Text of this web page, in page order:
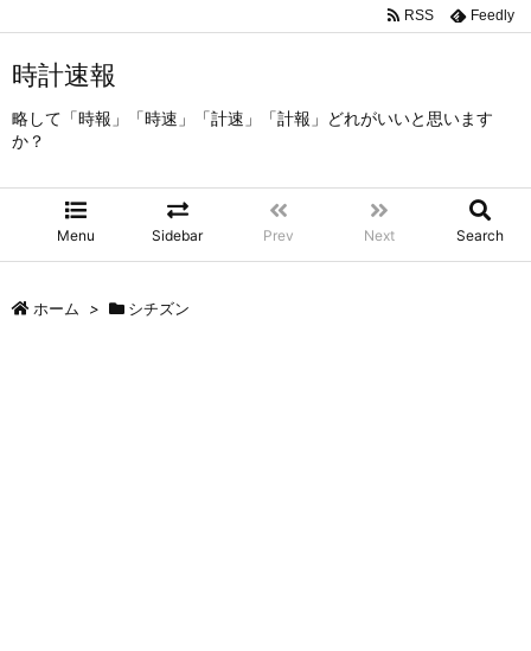
時計速報
略して「時報」「時速」「計速」「計報」どれがいいと思います
か？
Menu Sidebar Prev Next Search
RSS Feedly
ホーム > シチズン